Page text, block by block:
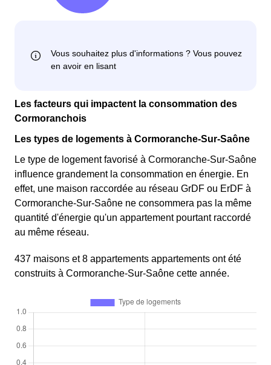
Les facteurs qui impactent la consommation des
Cormoranchois
Les types de logements à Cormoranche-Sur-Saône
Le type de logement favorisé à Cormoranche-Sur-Saône
influence grandement la consommation en énergie. En
effet, une maison raccordée au réseau GrDF ou ErDF à
Cormoranche-Sur-Saône ne consommera pas la même
quantité d'énergie qu'un appartement pourtant raccordé
au même réseau.
437 maisons et 8 appartements appartements ont été
construits à Cormoranche-Sur-Saône cette année.